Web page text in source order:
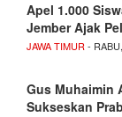
Apel 1.000
Jember Ajak
JAWA TIMUR -
Gus Muhaimin
Sukseskan